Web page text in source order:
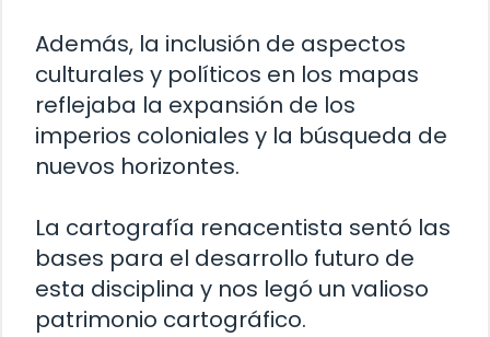
Además, la inclusión de aspectos
culturales y políticos en los mapas
reflejaba la expansión de los
imperios coloniales y la búsqueda de
nuevos horizontes.
La cartografía renacentista sentó las
bases para el desarrollo futuro de
esta disciplina y nos legó un valioso
patrimonio cartográfico.